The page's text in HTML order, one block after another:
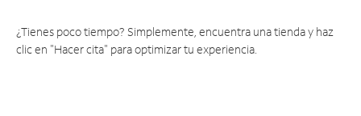
¿Tienes poco tiempo? Simplemente, encuentra una tienda y haz
clic en "Hacer cita" para optimizar tu experiencia.